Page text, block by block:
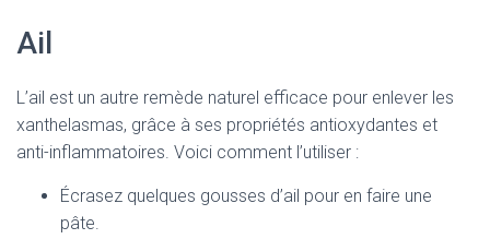
Ail
L’ail est un autre remède naturel efficace pour enlever les
xanthelasmas, grâce à ses propriétés antioxydantes et
anti-inflammatoires. Voici comment l’utiliser :
Écrasez quelques gousses d’ail pour en faire une
pâte.